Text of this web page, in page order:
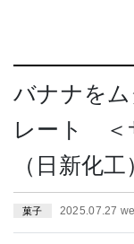
バナナを
レート ＜
（日新化
菓子 2025.07.27